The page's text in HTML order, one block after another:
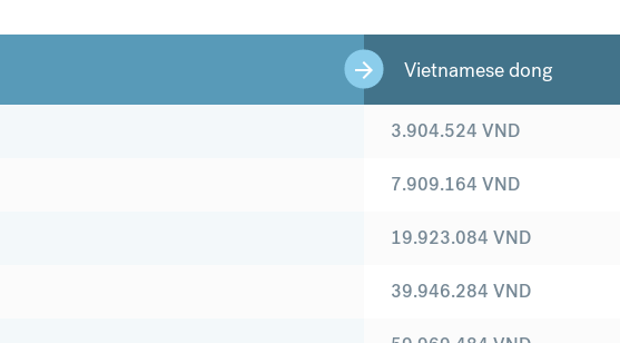
Vietnamese dong
3.904.524 VND
7.909.164 VND
19.923.084 VND
39.946.284 VND